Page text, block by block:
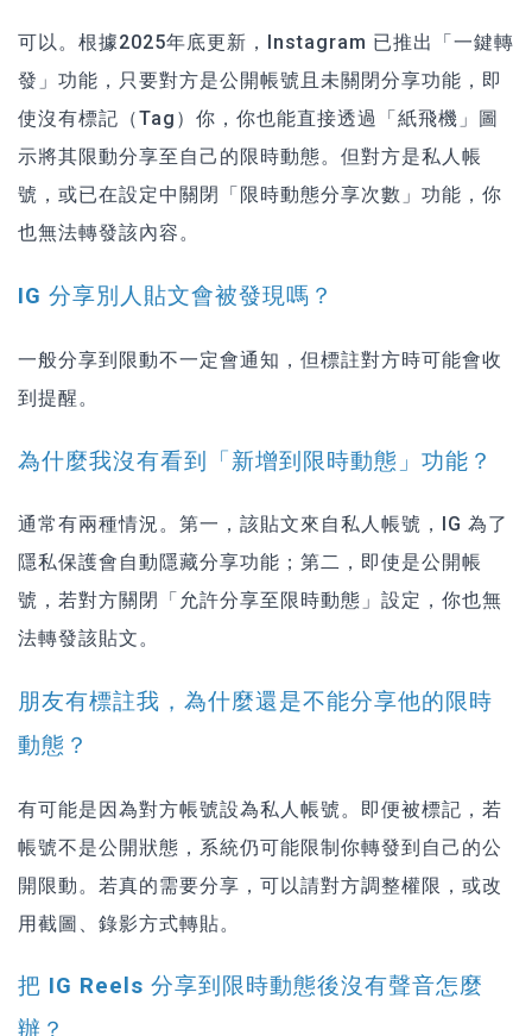
可以。根據2025年底更新，Instagram 已推出「一鍵轉
發」功能，只要對方是公開帳號且未關閉分享功能，即
使沒有標記（Tag）你，你也能直接透過「紙飛機」圖
示將其限動分享至自己的限時動態。但對方是私人帳
號，或已在設定中關閉「限時動態分享次數」功能，你
也無法轉發該內容。
IG 分享別人貼文會被發現嗎？
一般分享到限動不一定會通知，但標註對方時可能會收
到提醒。
為什麼我沒有看到「新增到限時動態」功能？
通常有兩種情況。第一，該貼文來自私人帳號，IG 為了
隱私保護會自動隱藏分享功能；第二，即使是公開帳
號，若對方關閉「允許分享至限時動態」設定，你也無
法轉發該貼文。
朋友有標註我，為什麼還是不能分享他的限時
動態？
有可能是因為對方帳號設為私人帳號。即便被標記，若
帳號不是公開狀態，系統仍可能限制你轉發到自己的公
開限動。若真的需要分享，可以請對方調整權限，或改
用截圖、錄影方式轉貼。
把 IG Reels 分享到限時動態後沒有聲音怎麼
辦？